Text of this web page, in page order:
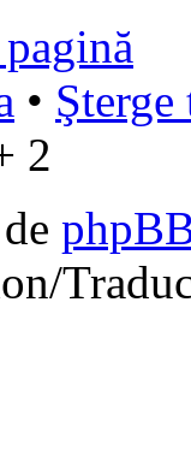
•
2